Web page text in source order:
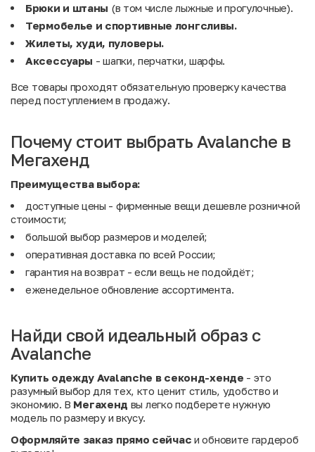
Брюки и штаны (в том числе лыжные и прогулочные).
Термобелье и спортивные лонгсливы.
Жилеты, худи, пуловеры.
Аксессуары - шапки, перчатки, шарфы.
Все товары проходят обязательную проверку качества
перед поступлением в продажу.
Почему стоит выбрать Avalanche в
Мегахенд
Преимущества выбора:
доступные цены - фирменные вещи дешевле розничной
стоимости;
большой выбор размеров и моделей;
оперативная доставка по всей России;
гарантия на возврат - если вещь не подойдёт;
еженедельное обновление ассортимента.
Найди свой идеальный образ с
Avalanche
Купить одежду Avalanche в секонд-хенде - это
разумный выбор для тех, кто ценит стиль, удобство и
экономию. В Мегахенд вы легко подберете нужную
модель по размеру и вкусу.
Оформляйте заказ прямо сейчас и обновите гардероб